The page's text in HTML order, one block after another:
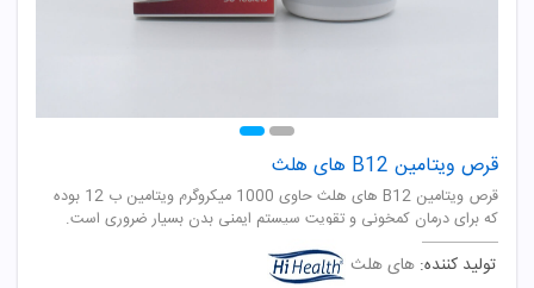
قرص ویتامین B12 های هلث
قرص ویتامین B12 های هلث حاوی 1000 میکروگرم ویتامین ب 12 بوده
که برای درمان کمخونی و تقویت سیستم ایمنی بدن بسیار ضروری است.
تولید کننده: های هلث